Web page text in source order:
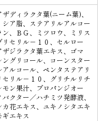
ディラクタ葉(ニーム葉)、
シア脂、ステアリルアルコー
、ＢＧ、ミツロウ、ミリス
セリル－１０、セルロー
ザジラクタ葉エキス、ゴマ
グリコール、コーンスター
ルコール、ペンタステアリ
セリル－１０、グリチルリチ
モン果汁、プロパンジオー
クター／ハチミツ発酵液、
カ花エキス、ユキノシタエキ
ギエキス